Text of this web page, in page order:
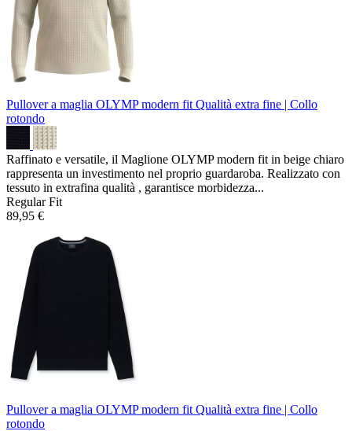
Pullover a maglia OLYMP modern fit Qualità extra fine | Collo
rotondo
Raffinato e versatile, il Maglione OLYMP modern fit in beige chiaro
rappresenta un investimento nel proprio guardaroba. Realizzato con
tessuto in extrafina qualità , garantisce morbidezza...
Regular Fit
89,95 €
Pullover a maglia OLYMP modern fit Qualità extra fine | Collo
rotondo